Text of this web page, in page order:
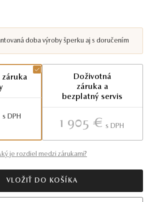
doba výroby šperku aj s doručením
záruka
S DPH
Doživotná
záruka a
bezplatný servis
1 905 € S DPH
je rozdiel medzi zárukami?
VLOŽIŤ DO KOŠÍKA